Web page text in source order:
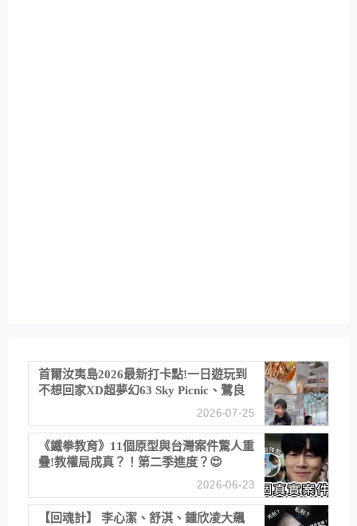
首爾汝夷島2026最新打卡點!一日遊玩到
不想回家XD超夢幻63 Sky Picnic、鷺良
津帝王蟹大餐、《淚之女王》拍攝地、漢
江公園免費玩水
2026-07-25
《鐵拳教育》11個原型與台灣案件驚人重
疊!教權局成真？！第二季進度？😍
2026-06-23
【回魂計】 李心潔、舒淇、鍾欣凌大飆